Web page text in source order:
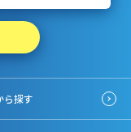
ら探す